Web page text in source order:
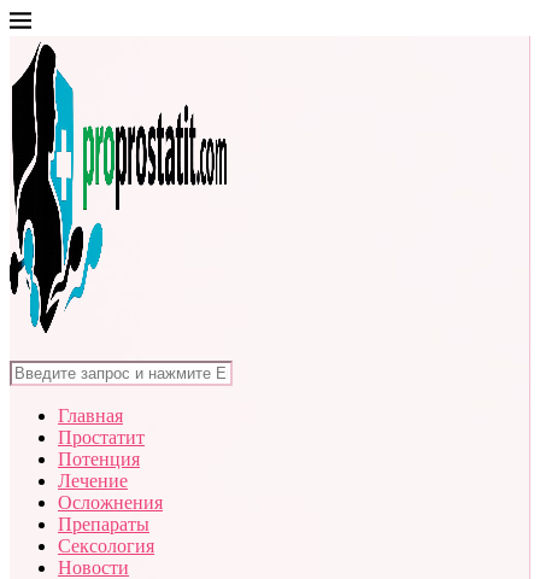
Главная
Простатит
Потенция
Лечение
Осложнения
Препараты
Сексология
Новости